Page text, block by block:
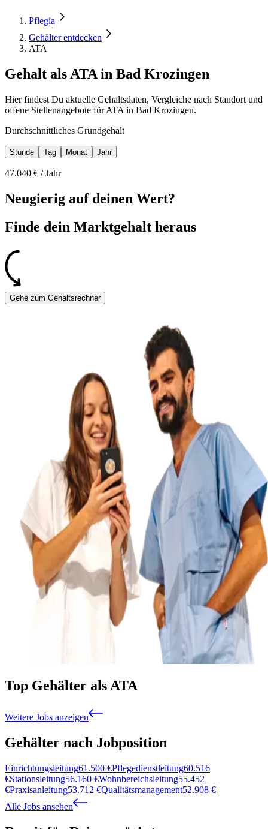
Pflegia
Gehälter entdecken
ATA
Gehalt als ATA in Bad Krozingen
Hier findest Du aktuelle Gehaltsdaten, Vergleiche nach Standort und
offene Stellenangebote für ATA in Bad Krozingen.
Durchschnittliches Grundgehalt
Stunde Tag Monat Jahr
47.040 € /Jahr
Neugierig auf deinen Wert?
Finde dein Marktgehalt heraus
Gehe zum Gehaltsrechner
Top Gehälter als ATA
Weitere Jobs anzeigen
Gehälter nach Jobposition
Einrichtungsleitung61.500 €Pflegedienstleitung60.516
€Stationsleitung56.160 €Wohnbereichsleitung55.452
€Praxisanleitung53.712 €Qualitätsmanagement52.908 €
Alle Jobs ansehen